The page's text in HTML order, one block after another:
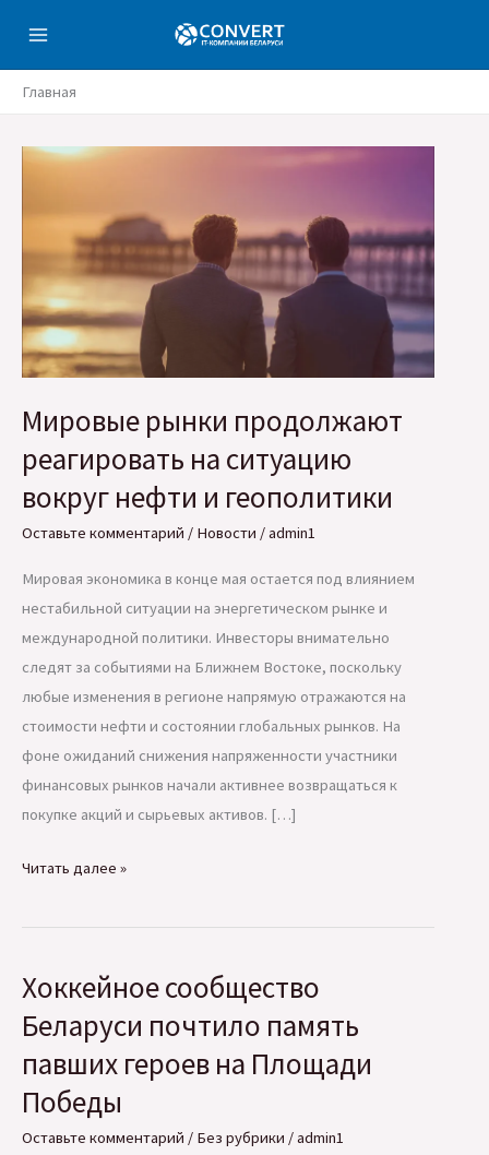
содержимому
Главная
Мировые рынки продолжают
реагировать на ситуацию
вокруг нефти и геополитики
Оставьте комментарий / Новости /admin1
Мировая экономика в конце мая остается под влиянием
нестабильной ситуации на энергетическом рынке и
международной политики. Инвесторы внимательно
следят за событиями на Ближнем Востоке, поскольку
любые изменения в регионе напрямую отражаются на
стоимости нефти и состоянии глобальных рынков. На
фоне ожиданий снижения напряженности участники
финансовых рынков начали активнее возвращаться к
покупке акций и сырьевых активов. […]
Мировые
продолжают
на
ситуацию
нефти
геополитики
Читать далее »
Хоккейное сообщество
Беларуси почтило память
павших героев на Площади
Победы
Оставьте комментарий / Без рубрики /admin1